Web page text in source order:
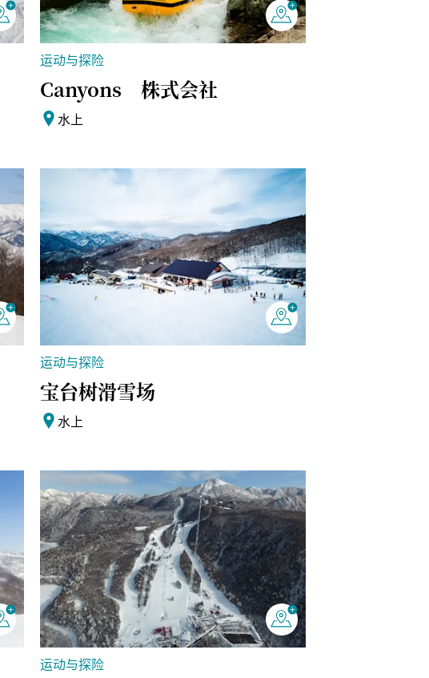
运动与探险
Canyons 株式会社
水上
运动与探险
宝台树滑雪场
水上
运动与探险